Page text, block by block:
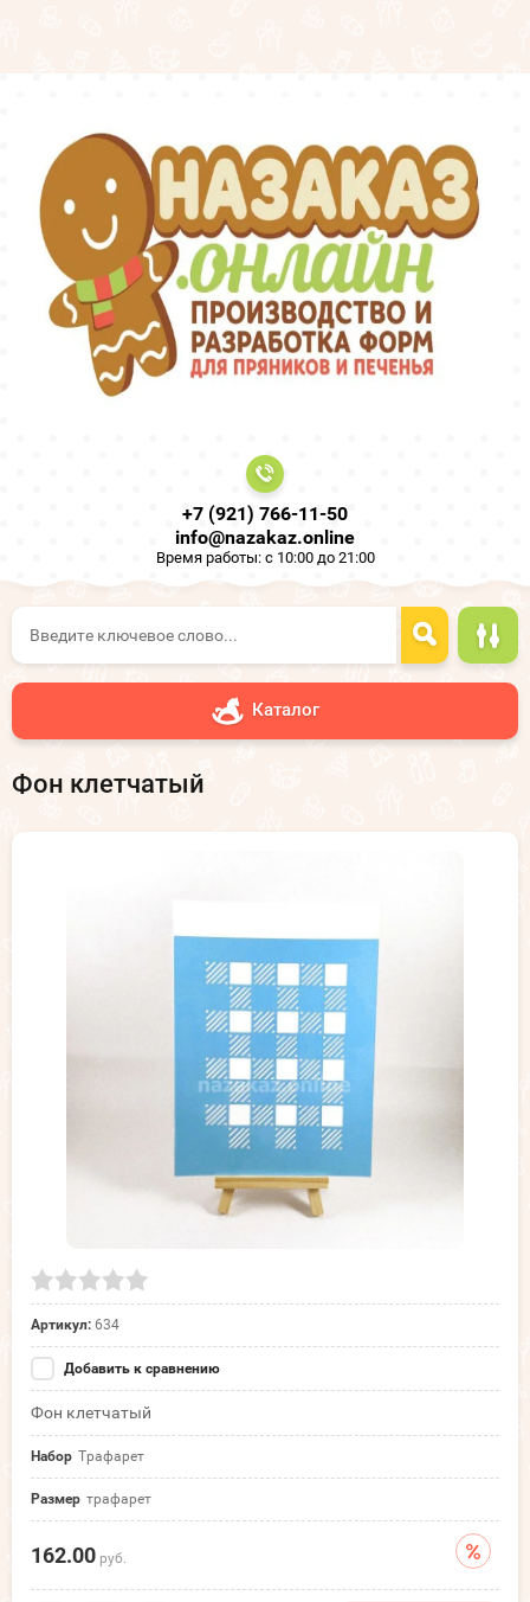
+7 (921) 766-11-50
info@nazakaz.online
Время работы: с 10:00 до 21:00
Каталог
Фон клетчатый
Артикул: 634
Добавить к сравнению
Фон клетчатый
Набор Трафарет
Размер трафарет
162.00 руб.